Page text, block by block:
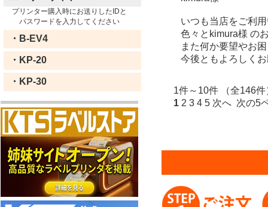
プリンター購入時にお送りしたIDと
パスワードを入力してください
・B-EV4
・KP-20
・KP-30
いつも当店をご利
色々とkimura様 の
また何か要望やお
今後ともよろしく
1件～10件 （全146
1 2 3 4 5 次へ 次の5